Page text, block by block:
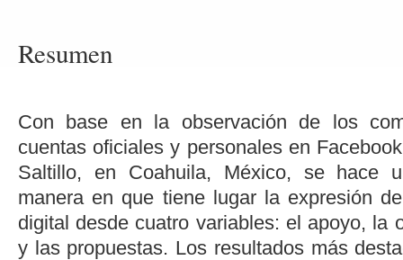
Resumen
Con base en la observación de los
cuentas oficiales y personales en
Saltillo, en Coahuila, México, se hace
manera en que tiene lugar la expresión
digital desde cuatro variables: el apoyo, la
y las propuestas. Los resultados más